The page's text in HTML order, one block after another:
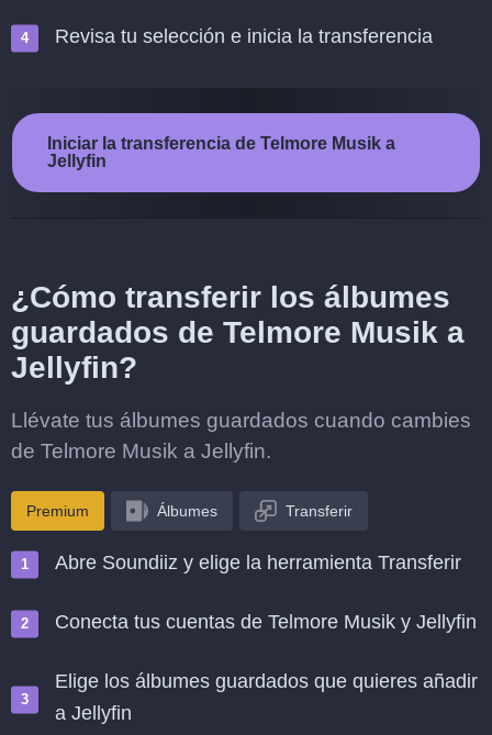
Revisa tu selección e inicia la transferencia
Iniciar la transferencia de Telmore Musik a
Jellyfin
¿Cómo transferir los álbumes
guardados de Telmore Musik a
Jellyfin?
Llévate tus álbumes guardados cuando cambies
de Telmore Musik a Jellyfin.
Premium Álbumes Transferir
Abre Soundiiz y elige la herramienta Transferir
Conecta tus cuentas de Telmore Musik y Jellyfin
Elige los álbumes guardados que quieres añadir
a Jellyfin